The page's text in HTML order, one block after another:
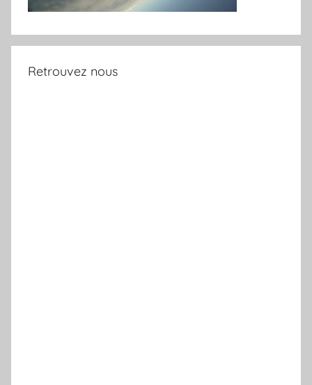
Retrouvez nous